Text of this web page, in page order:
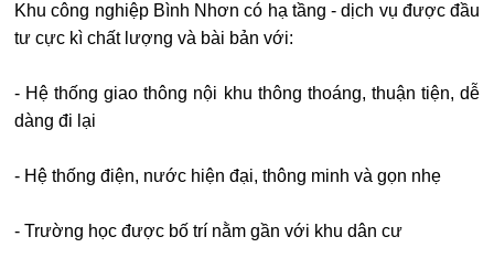
Khu công nghiệp Bình Nhơn có hạ tầng - dịch vụ được đầu
tư cực kì chất lượng và bài bản với:
- Hệ thống giao thông nội khu thông thoáng, thuận tiện, dễ
dàng đi lại
- Hệ thống điện, nước hiện đại, thông minh và gọn nhẹ
- Trường học được bố trí nằm gần với khu dân cư